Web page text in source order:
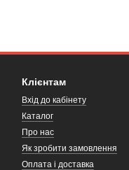
Клієнтам
Вхід до кабінету
Каталог
Про нас
Як зробити замовлення
Оплата і доставка